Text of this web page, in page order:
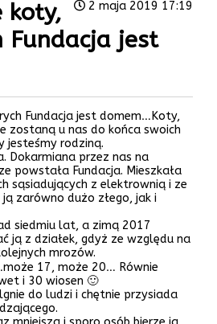
2 maja 2019 17:19
koty,
Fundacja jest
Fundacja jest domem…Koty,
zostaną u nas do końca swoich
jesteśmy rodziną.
Dokarmiana przez nas na
powstała Fundacja. Mieszkała
sąsiadujących z elektrownią i ze
zarówno dużo złego, jak i
siedmiu lat, a zimą 2017
ją z działek, gdyż ze względu na
mrozów.
17, może 20… Równie
i 30 wiosen 🙂
do ludzi i chętnie przysiada